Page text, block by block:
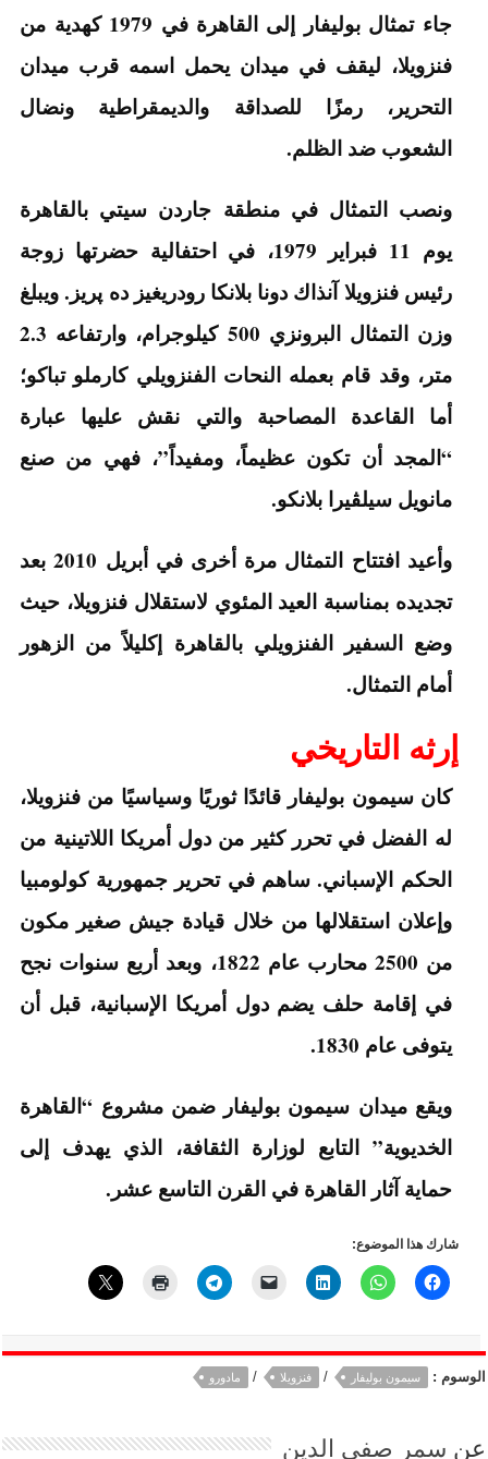
جاء تمثال بوليفار إلى القاهرة في 1979 كهدية من
فنزويلا، ليقف في ميدان يحمل اسمه قرب ميدان
التحرير، رمزًا للصداقة والديمقراطية ونضال
الشعوب ضد الظلم.
ونصب التمثال في منطقة جاردن سيتي بالقاهرة
يوم 11 فبراير 1979، في احتفالية حضرتها زوجة
رئيس فنزويلا آنذاك دونا بلانكا رودريغيز ده پريز. ويبلغ
وزن التمثال البرونزي 500 كيلوجرام، وارتفاعه 2.3
متر، وقد قام بعمله النحات الفنزويلي كارملو تباكو؛
أما القاعدة المصاحبة والتي نقش عليها عبارة
“المجد أن تكون عظيماً، ومفيداً”، فهي من صنع
مانويل سيلڤيرا بلانكو.
وأعيد افتتاح التمثال مرة أخرى في أبريل 2010 بعد
تجديده بمناسبة العيد المئوي لاستقلال فنزويلا، حيث
وضع السفير الفنزويلي بالقاهرة إكليلاً من الزهور
أمام التمثال.
إرثه التاريخي
كان سيمون بوليفار قائدًا ثوريًا وسياسيًا من فنزويلا،
له الفضل في تحرر كثير من دول أمريكا اللاتينية من
الحكم الإسباني. ساهم في تحرير جمهورية كولومبيا
وإعلان استقلالها من خلال قيادة جيش صغير مكون
من 2500 محارب عام 1822، وبعد أربع سنوات نجح
في إقامة حلف يضم دول أمريكا الإسبانية، قبل أن
يتوفى عام 1830.
ويقع ميدان سيمون بوليفار ضمن مشروع “القاهرة
الخديوية” التابع لوزارة الثقافة، الذي يهدف إلى
حماية آثار القاهرة في القرن التاسع عشر.
شارك هذا الموضوع:
الوسوم : سيمون بوليفار / فنزويلا / مادورو
عن سمر صفي الدين